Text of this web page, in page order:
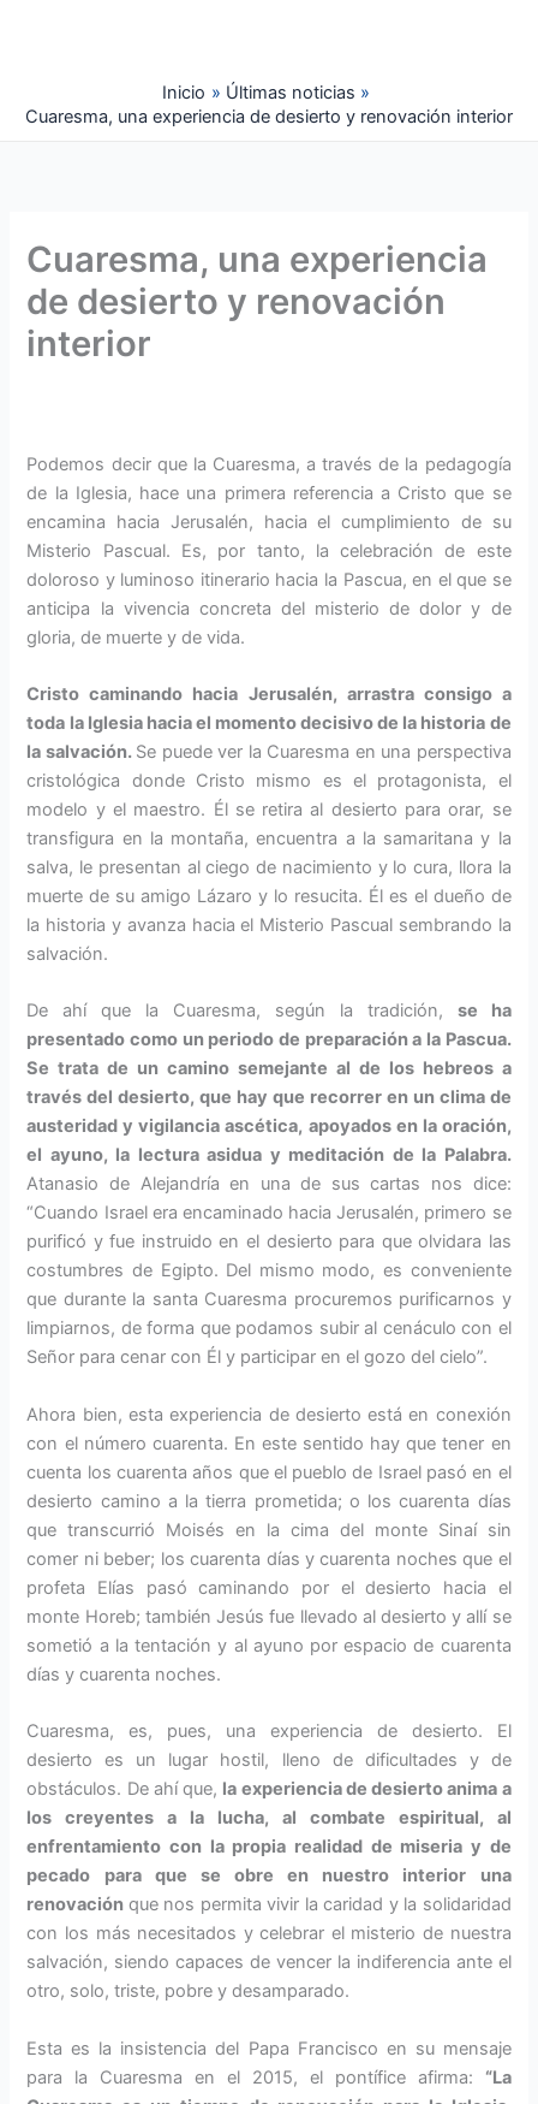
Inicio
Últimas noticias
Cuaresma, una experiencia de desierto y renovación interior
Cuaresma, una experiencia
de desierto y renovación
interior
Podemos decir que la Cuaresma, a través de la pedagogía
de la Iglesia, hace una primera referencia a Cristo que se
encamina hacia Jerusalén, hacia el cumplimiento de su
Misterio Pascual. Es, por tanto, la celebración de este
doloroso y luminoso itinerario hacia la Pascua, en el que se
anticipa la vivencia concreta del misterio de dolor y de
gloria, de muerte y de vida.
Cristo caminando hacia Jerusalén, arrastra consigo a
toda la Iglesia hacia el momento decisivo de la historia de
la salvación. Se puede ver la Cuaresma en una perspectiva
cristológica donde Cristo mismo es el protagonista, el
modelo y el maestro. Él se retira al desierto para orar, se
transfigura en la montaña, encuentra a la samaritana y la
salva, le presentan al ciego de nacimiento y lo cura, llora la
muerte de su amigo Lázaro y lo resucita. Él es el dueño de
la historia y avanza hacia el Misterio Pascual sembrando la
salvación.
De ahí que la Cuaresma, según la tradición, se ha
presentado como un periodo de preparación a la Pascua.
Se trata de un camino semejante al de los hebreos a
través del desierto, que hay que recorrer en un clima de
austeridad y vigilancia ascética, apoyados en la oración,
el ayuno, la lectura asidua y meditación de la Palabra.
Atanasio de Alejandría en una de sus cartas nos dice:
“Cuando Israel era encaminado hacia Jerusalén, primero se
purificó y fue instruido en el desierto para que olvidara las
costumbres de Egipto. Del mismo modo, es conveniente
que durante la santa Cuaresma procuremos purificarnos y
limpiarnos, de forma que podamos subir al cenáculo con el
Señor para cenar con Él y participar en el gozo del cielo”.
Ahora bien, esta experiencia de desierto está en conexión
con el número cuarenta. En este sentido hay que tener en
cuenta los cuarenta años que el pueblo de Israel pasó en el
desierto camino a la tierra prometida; o los cuarenta días
que transcurrió Moisés en la cima del monte Sinaí sin
comer ni beber; los cuarenta días y cuarenta noches que el
profeta Elías pasó caminando por el desierto hacia el
monte Horeb; también Jesús fue llevado al desierto y allí se
sometió a la tentación y al ayuno por espacio de cuarenta
días y cuarenta noches.
Cuaresma, es, pues, una experiencia de desierto. El
desierto es un lugar hostil, lleno de dificultades y de
obstáculos. De ahí que, la experiencia de desierto anima a
los creyentes a la lucha, al combate espiritual, al
enfrentamiento con la propia realidad de miseria y de
pecado para que se obre en nuestro interior una
renovación que nos permita vivir la caridad y la solidaridad
con los más necesitados y celebrar el misterio de nuestra
salvación, siendo capaces de vencer la indiferencia ante el
otro, solo, triste, pobre y desamparado.
Esta es la insistencia del Papa Francisco en su mensaje
para la Cuaresma en el 2015, el pontífice afirma: “La